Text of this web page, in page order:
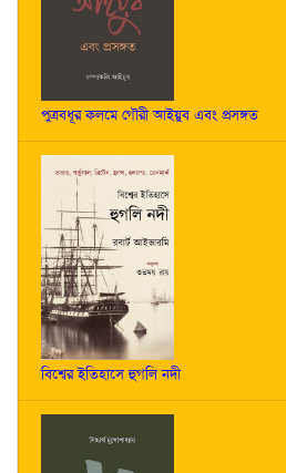
পুত্রবধূর কলমে গৌরী আইয়ুব এবং প্রসঙ্গত
বিশ্বের ইতিহাসে হুগলি নদী